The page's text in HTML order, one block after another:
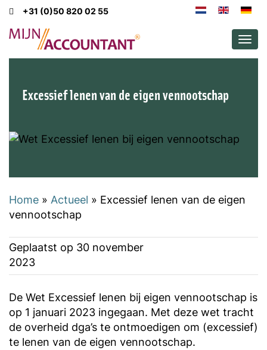
+31 (0)50 820 02 55
Excessief lenen van de eigen vennootschap
Home » Actueel » Excessief lenen van de eigen
vennootschap
Geplaatst op 30 november
2023
De Wet Excessief lenen bij eigen vennootschap is
op 1 januari 2023 ingegaan. Met deze wet tracht
de overheid dga’s te ontmoedigen om (excessief)
te lenen van de eigen vennootschap.